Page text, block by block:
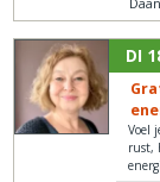
DI
Voel
rust,